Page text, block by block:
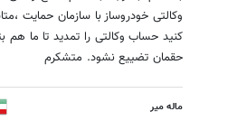
وکالتی خودروساز با سازمان حمایت
کنید حساب وکالتی را تمدید تا ما هم
حقمان تضییع نشود. متشکرم
ماله میر